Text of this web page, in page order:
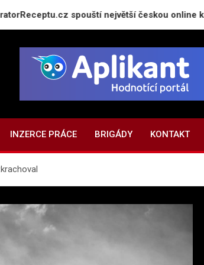
spouští největší českou online kuchařku
INZERCE PRÁCE BRIGÁDY KONTAKT